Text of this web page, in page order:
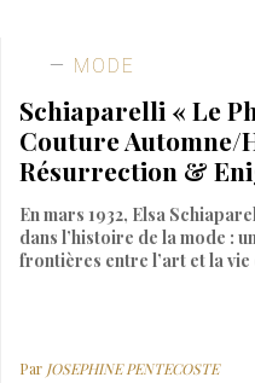
MODE
Schiaparelli « Le
Couture Automne/
Résurrection &
En mars 1932, Elsa
dans l’histoire de la mode :
frontières entre l’art et la
Par JOSEPHINE PENTECOSTE